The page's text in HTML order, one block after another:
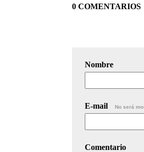
0 COMENTARIOS
Nombre
E-mail No será
Comentario